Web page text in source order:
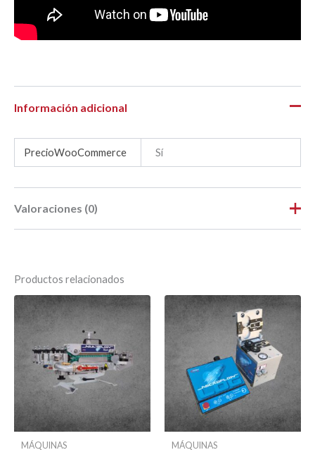
Información adicional
PrecioWooCommerce Sí
Valoraciones (0)
Sé el primero en valorar “DuctRod
RAPID UK”
Tu dirección de correo electrónico no será publicada.
Los campos obligatorios están marcados con*
Tu puntuación*
Tu valoración
Productos relacionados
MÁQUINAS MÁQUINAS